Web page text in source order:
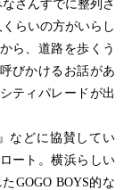
さんすでに整列さ
らいの方がいらし
ら、道路を歩くう
びかけるお話があ
ティパレードが出
などに協賛してい
ート。横浜らしい
GOGO BOYS的な